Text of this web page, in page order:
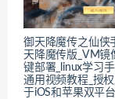
御天降魔传之仙侠
天降魔传版_VM镜
键部署_linux学习手
通用视频教程_授
于iOS和苹果双平